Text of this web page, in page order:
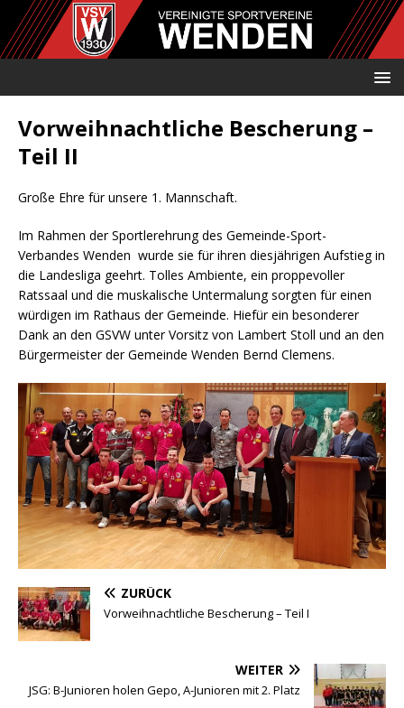
Vorweihnachtliche Bescherung –
Teil II
Große Ehre für unsere 1. Mannschaft.
Im Rahmen der Sportlerehrung des Gemeinde-Sport-
Verbandes Wenden wurde sie für ihren diesjährigen Aufstieg in
die Landesliga geehrt. Tolles Ambiente, ein proppevoller
Ratssaal und die muskalische Untermalung sorgten für einen
würdigen im Rathaus der Gemeinde. Hiefür ein besonderer
Dank an den GSVW unter Vorsitz von Lambert Stoll und an den
Bürgermeister der Gemeinde Wenden Bernd Clemens.
ZURÜCK
Vorweihnachtliche Bescherung – Teil I
WEITER
JSG: B-Junioren holen Gepo, A-Junioren mit 2. Platz